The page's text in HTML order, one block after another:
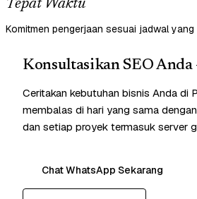
Tepat Waktu
Komitmen pengerjaan sesuai jadwal yang
Konsultasikan SEO
Ceritakan kebutuhan bisnis Anda di
membalas di hari yang sama
dan setiap proyek termasuk server
Chat WhatsApp Sekarang